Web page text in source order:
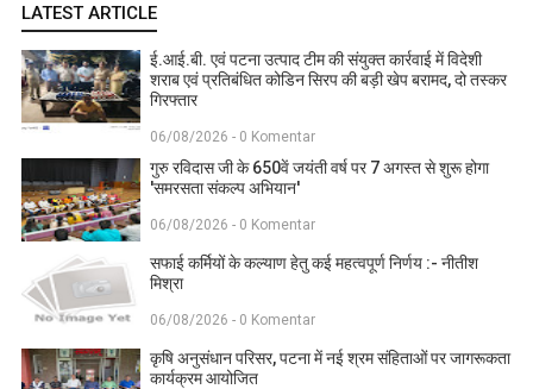
LATEST ARTICLE
ई.आई.बी. एवं पटना उत्पाद टीम की संयुक्त कार्रवाई में विदेशी
शराब एवं प्रतिबंधित कोडिन सिरप की बड़ी खेप बरामद, दो तस्कर
गिरफ्तार
06/08/2026 - 0 Komentar
गुरु रविदास जी के 650वें जयंती वर्ष पर 7 अगस्त से शुरू होगा
'समरसता संकल्प अभियान'
06/08/2026 - 0 Komentar
सफाई कर्मियों के कल्याण हेतु कई महत्वपूर्ण निर्णय :- नीतीश
मिश्रा
06/08/2026 - 0 Komentar
कृषि अनुसंधान परिसर, पटना में नई श्रम संहिताओं पर जागरूकता
कार्यक्रम आयोजित